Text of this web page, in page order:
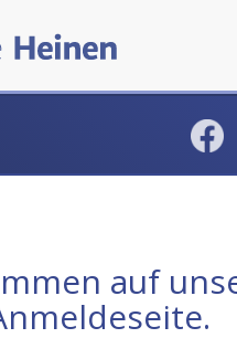
auf